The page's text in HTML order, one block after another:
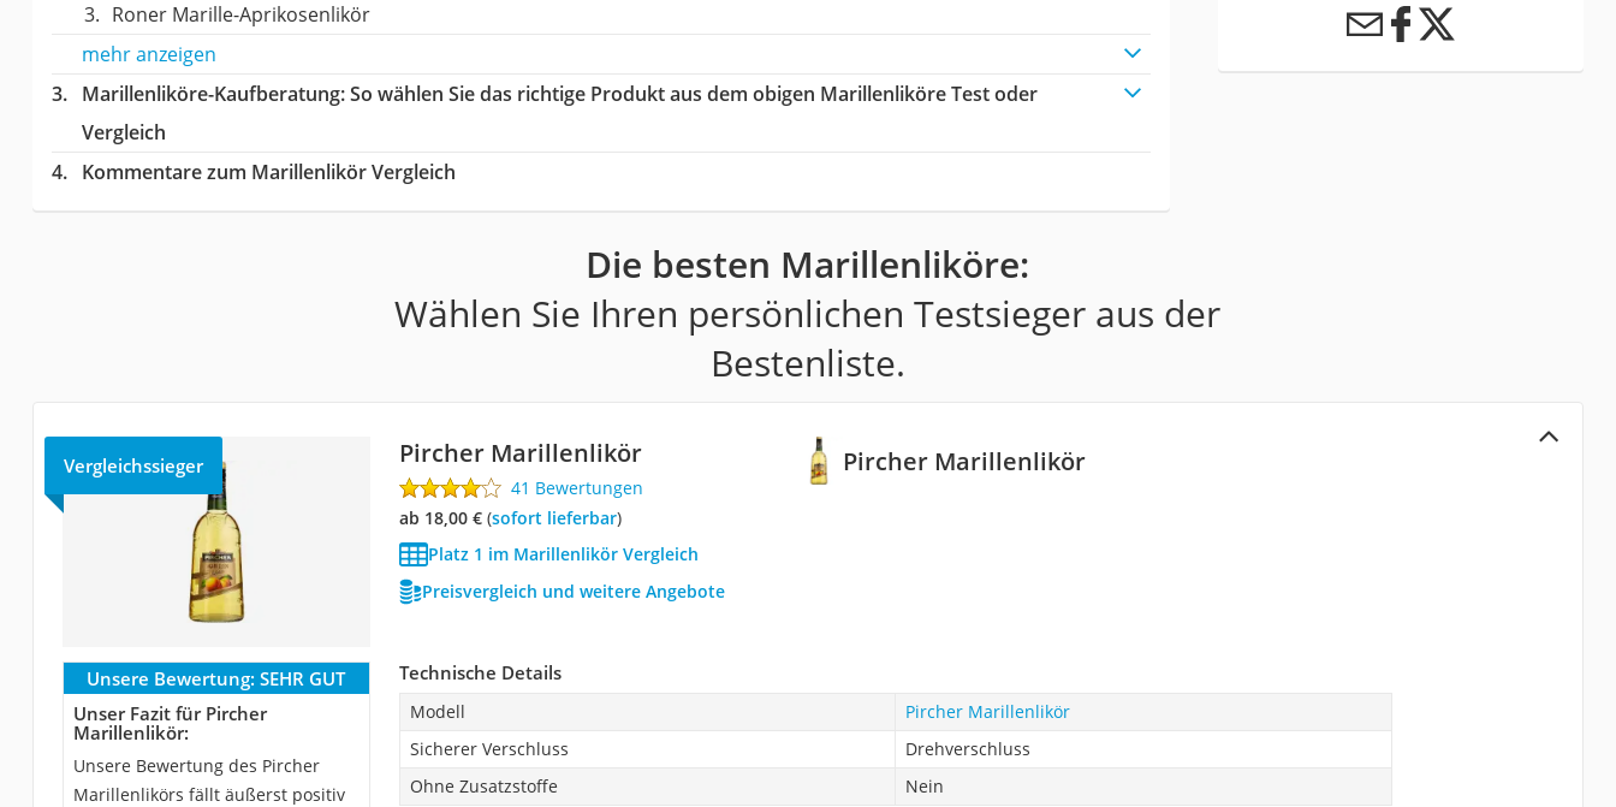
Roner Marille-Aprikosenlikör
mehr anzeigen
Marillenliköre-Kaufberatung: So wählen Sie das richtige Produkt aus dem obigen Marillenliköre Test oder
Vergleich
Kommentare zum Marillenlikör Vergleich
Die besten Marillenliköre:
Wählen Sie Ihren persönlichen Testsieger aus der
Bestenliste.
Pircher Marillenlikör
Vergleichssieger Pircher Marillenlikör
41 Bewertungen
ab 18,00 €( Sofort lieferbar)
Platz 1 im Marillenlikör Vergleich
Preisvergleich und weitere Angebote
Unsere Bewertung: SEHR GUT
Unser Fazit für Pircher
Marillenlikör:
Unsere Bewertung des Pircher
Marillenlikörs fällt äußerst positiv
Technische Details
Modell
Pircher Marillenlikör
Sicherer Verschluss
Drehverschluss
Ohne Zusatzstoffe
Nein